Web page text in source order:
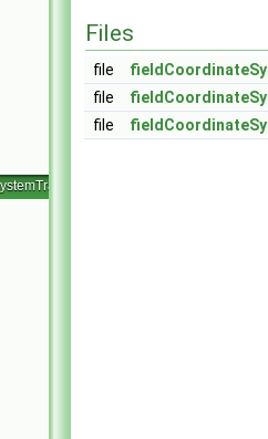
Files
file
file
file